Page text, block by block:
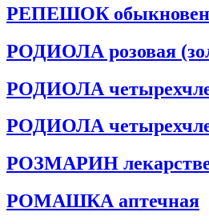
РЕПЕШОК
РОДИОЛА розовая
РОДИОЛА
РОДИОЛА
РОЗМАРИН
РОМАШКА аптечная